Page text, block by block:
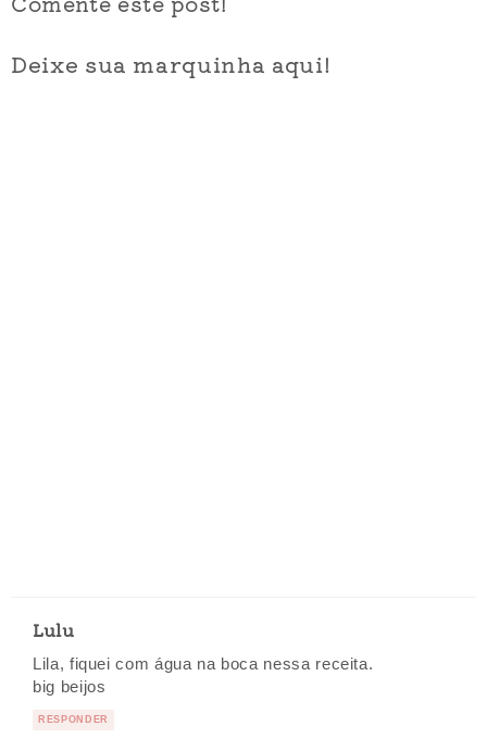
Deixe sua marquinha aqui!
Lulu
Lila, fiquei com água na boca nessa receita.
big beijos
RESPONDER